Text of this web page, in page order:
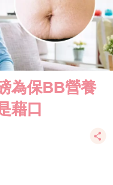
為保BB營養
藉口